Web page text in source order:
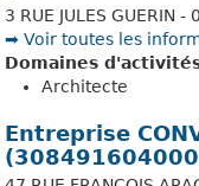
3 RUE JULES GUERIN -
➡️ Voir toutes les
Domaines
Architecte
Entreprise